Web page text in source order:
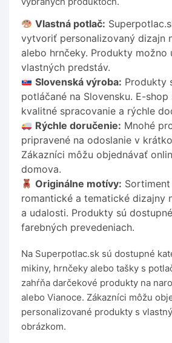
Vlastná potlač:
vytvoriť personalizovaný dizajn
alebo hrnčeky. Produkty možno
vlastných predstáv.
Slovenská výroba: Produkty
potláčané na Slovensku. E-shop
kvalitné spracovanie a rýchle
Rýchle doručenie: Mnohé
pripravené na odoslanie v
Zákazníci môžu objednávať
domova.
Originálne motívy:
romantické a tematické dizajny
a udalosti. Produkty sú
farebných prevedeniach.
Na Superpotlac.sk sú dostupné
mikiny, hrnčeky alebo tašky s
zahŕňa darčekové produkty na
alebo Vianoce. Zákazníci môžu
personalizované produkty s
obrázkom.